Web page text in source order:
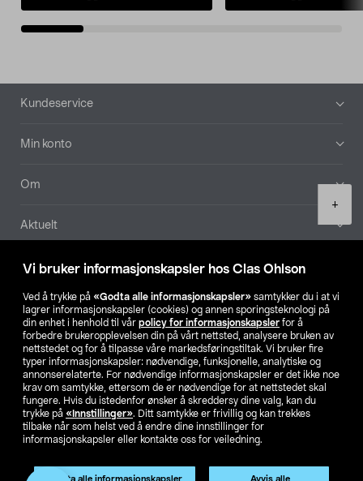
Vi bruker informasjonskapsler hos Clas Ohlson
Ved å trykke på «Godta alle informasjonskapsler» samtykker du i at vi
lagrer informasjonskapsler (cookies) og annen sporingsteknologi på
din enhet i henhold til vår policy for informasjonskapsler for å
forbedre brukeropplevelsen din på vårt nettsted, analysere bruken av
nettstedet og for å tilpasse våre markedsføringstiltak. Vi bruker fire
typer informasjonskapsler: nødvendige, funksjonelle, analytiske og
annonserelaterte. For nødvendige informasjonskapsler er det ikke noe
krav om samtykke, ettersom de er nødvendige for at nettstedet skal
fungere. Hvis du istedenfor ønsker å skreddersy dine valg, kan du
trykke på «Innstillinger». Ditt samtykke er frivillig og kan trekkes
tilbake når som helst ved å endre dine innstillinger for
informasjonskapsler eller kontakte oss for veiledning.
Godta alle informasjonskapsler Avvis alle
+
Bunntekst
Kundeservice
Min konto
Om
Aktuelt
Våre selskaper
Finn din butikk
SE NO FI
Endre til priser ekskl. moms